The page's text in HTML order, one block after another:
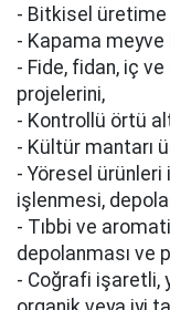
- Bitkisel üretime
- Kapama
- Fide, fidan, iç
projelerini,
- Kontrollü örtü
- Kültür mantarı
- Yöresel
işlenmesi,
- Tıbbi ve
depolanması ve
- Coğrafi işaretli,